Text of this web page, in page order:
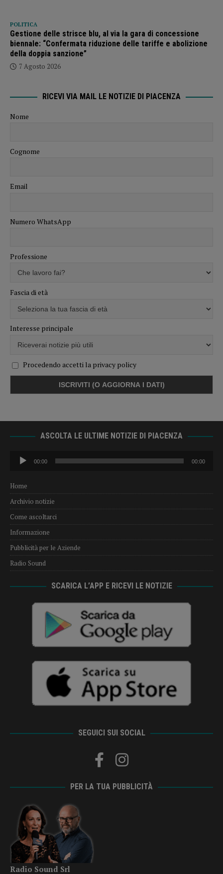
POLITICA
Gestione delle strisce blu, al via la gara di concessione
biennale: “Confermata riduzione delle tariffe e abolizione
della doppia sanzione”
7 Agosto 2026
RICEVI VIA MAIL LE NOTIZIE DI PIACENZA
Nome
Cognome
Email
Numero WhatsApp
Professione
Fascia di età
Interesse principale
Procedendo accetti la privacy policy
ASCOLTA LE ULTIME NOTIZIE DI PIACENZA
Audio
Player
00:00 00:00
Home
Archivio notizie
Come ascoltarci
Informazione
Pubblicità per le Aziende
Radio Sound
SCARICA L’APP E RICEVI LE NOTIZIE
SEGUICI SUI SOCIAL
PER LA TUA PUBBLICITÀ
Radio Sound Srl